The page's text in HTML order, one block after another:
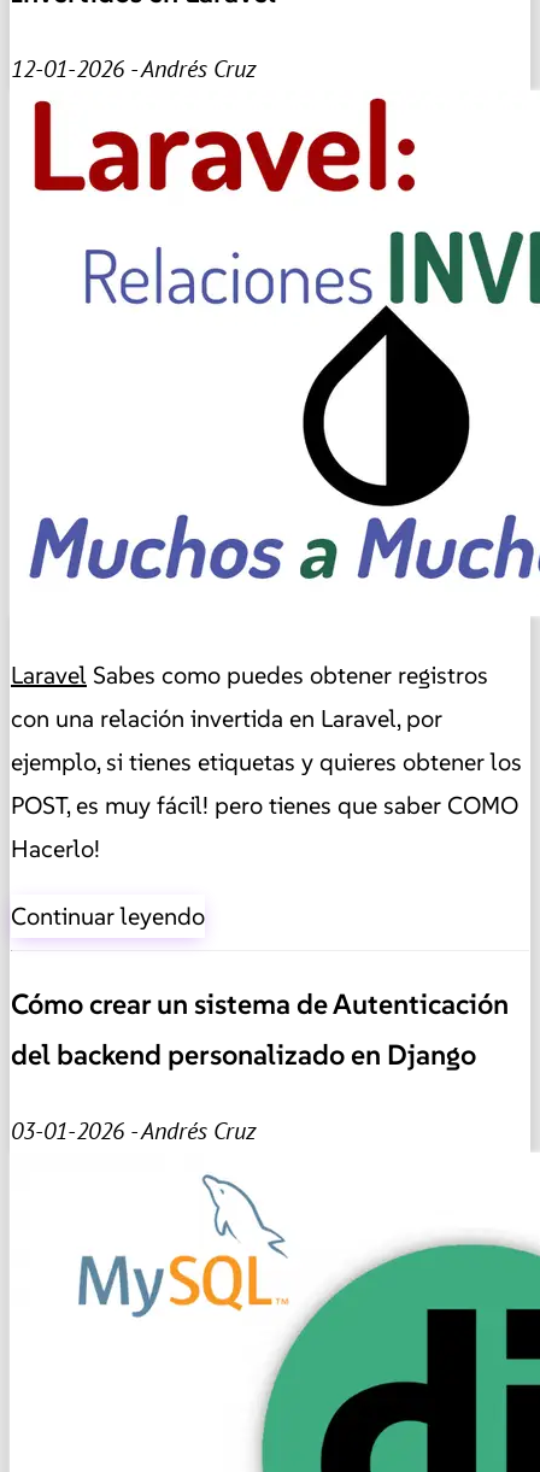
12-01-2026 - Andrés Cruz
Laravel Sabes como puedes obtener registros
con una relación invertida en Laravel, por
ejemplo, si tienes etiquetas y quieres obtener los
POST, es muy fácil! pero tienes que saber COMO
Hacerlo!
Continuar leyendo
Cómo crear un sistema de Autenticación
del backend personalizado en Django
03-01-2026 - Andrés Cruz